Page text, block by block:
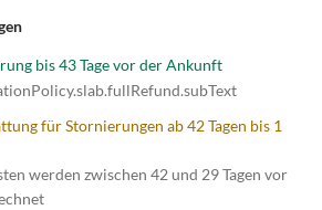
bis 43 Tage vor der Ankunft
für Stornierungen ab 42 Tagen bis 1
werden zwischen 42 und 29 Tagen vor